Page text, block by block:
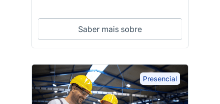
Saber mais sobre
Presencial